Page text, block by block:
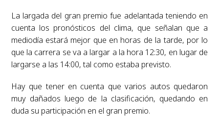
La largada del gran premio fue adelantada teniendo en
cuenta los pronósticos del clima, que señalan que a
mediodía estará mejor que en horas de la tarde, por lo
que la carrera se va a largar a la hora 12:30, en lugar de
largarse a las 14:00, tal como estaba previsto.
Hay que tener en cuenta que varios autos quedaron
muy dañados luego de la clasificación, quedando en
duda su participación en el gran premio.